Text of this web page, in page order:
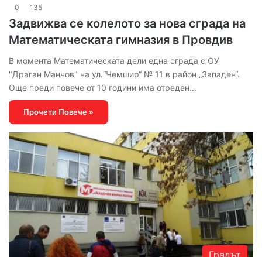
0
135
Задвижва се колелото за нова сграда на
Математическата гимназия в Провдив
В момента Математическата дели една сграда с ОУ
"Драган Манчов" на ул.“Чемшир“ № 11 в район „Западен“.
Още преди повече от 10 години има отреден…
Прочети Повече »